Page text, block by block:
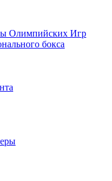
Олимпийских Игр
бокса